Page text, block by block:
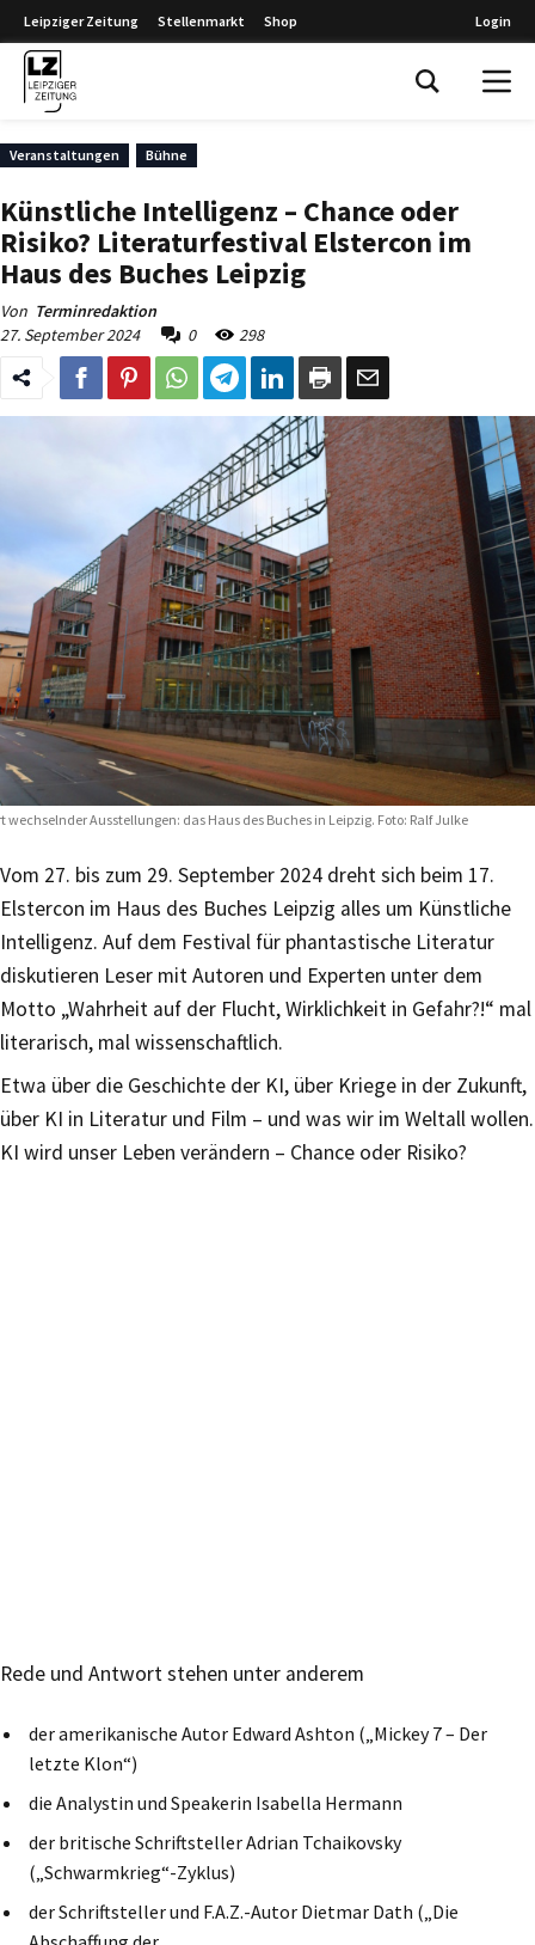
Leipziger Zeitung Stellenmarkt Shop Login
Veranstaltungen Bühne
Künstliche Intelligenz – Chance oder
Risiko? Literaturfestival Elstercon im
Haus des Buches Leipzig
Von Terminredaktion
27. September 2024
0 298
wechselnder Ausstellungen: das Haus des Buches in Leipzig. Foto: Ralf Julke
Vom 27. bis zum 29. September 2024 dreht sich beim 17.
Elstercon im Haus des Buches Leipzig alles um Künstliche
Intelligenz. Auf dem Festival für phantastische Literatur
diskutieren Leser mit Autoren und Experten unter dem
Motto „Wahrheit auf der Flucht, Wirklichkeit in Gefahr?!“ mal
literarisch, mal wissenschaftlich.
Etwa über die Geschichte der KI, über Kriege in der Zukunft,
über KI in Literatur und Film – und was wir im Weltall wollen.
KI wird unser Leben verändern – Chance oder Risiko?
Rede und Antwort stehen unter anderem
der amerikanische Autor Edward Ashton („Mickey 7 – Der
letzte Klon“)
die Analystin und Speakerin Isabella Hermann
der britische Schriftsteller Adrian Tchaikovsky
(„Schwarmkrieg“-Zyklus)
der Schriftsteller und F.A.Z.-Autor Dietmar Dath („Die